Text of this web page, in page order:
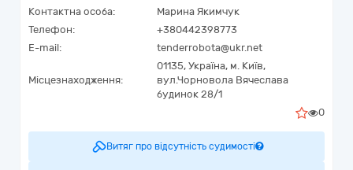
Контактна особа:
Марина Якимчук
Телефон:
+380442398773
E-mail:
tenderrobota@ukr.net
Місцезнаходження:
01135, Україна, м. Київ,
вул.Чорновола Вячеслава
будинок 28/1
0
Витяг про відсутність судимості